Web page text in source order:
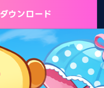
ダウンロード